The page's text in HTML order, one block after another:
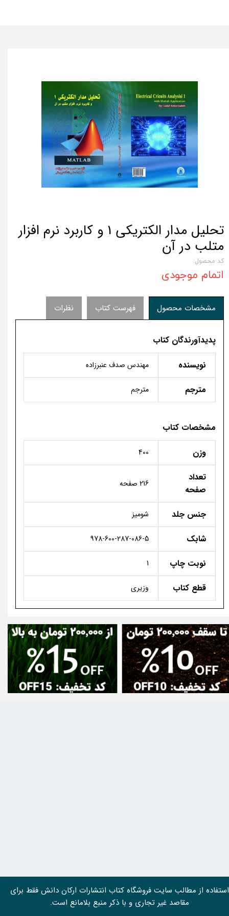
تحلیل مدار الکتریکی 1 و کاربرد نرم افزار
متلب در آن
کد محصول:
اتمام موجودی
مشخصات محصول فهرست کتاب نظرات
پدیدآورندگان کتاب
نویسنده
مهندس صدف عنبرزاده
مترجم مترجم
مشخصات کتاب
وزن
400
تعداد
صفحه
216 صفحه
جنس جلد شومیز
شابک 978-600-287-086-5
نوبت چاپ 1
قطع کتاب وزیری
استفاده از مطالب سايت فروشگاه کتاب انتشارات ارکان دانش فقط برای
مقاصد غیر تجاری و با ذکر منبع بلامانع است.